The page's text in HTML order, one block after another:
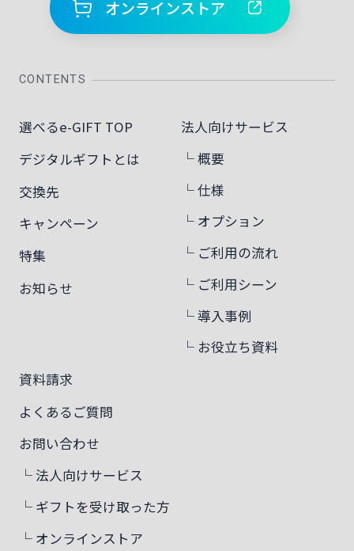
オンラインストア
CONTENTS
選べるe-GIFT TOP
デジタルギフトとは
交換先
キャンペーン
特集
お知らせ
法人向けサービス
└ 概要
└ 仕様
└ オプション
└ ご利用の流れ
└ ご利用シーン
└ 導入事例
└ お役立ち資料
資料請求
よくあるご質問
お問い合わせ
└ 法人向けサービス
└ ギフトを受け取った方
└ オンラインストア